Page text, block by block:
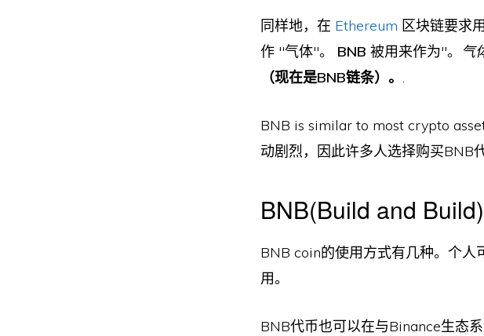
同样地，在 Ethereum 区块链要求
作 "气体"。 BNB 被用来作为''。 气
（现在是BNB链条）。 .
BNB is similar to most crypto
动剧烈，因此许多人选择购买BNB
BNB(Build and
BNB coin的使用方式有几种。个
用。
BNB代币也可以在与Binance生态